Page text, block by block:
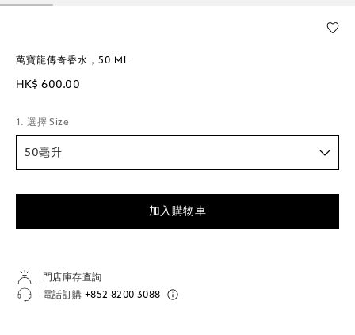
萬寶龍傳奇香水，50 ML
HK$ 600.00
1. 選擇 Size
50毫升
加入購物車
門店庫存查詢
電話訂購 +852 8200 3088